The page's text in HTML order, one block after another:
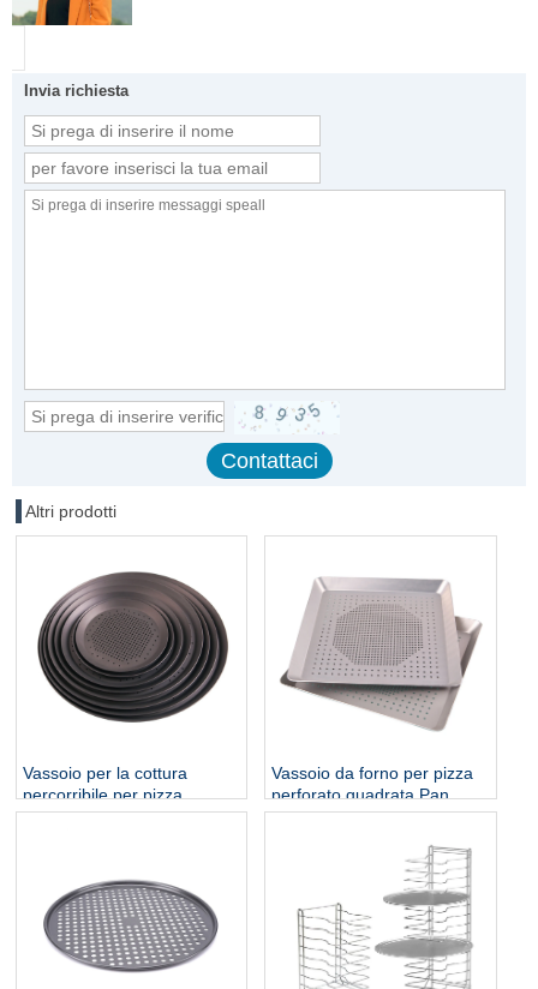
Invia richiesta
Altri prodotti
Vassoio per la cottura
percorribile per pizza
perforata antiaderente
Vassoio da forno per pizza
perforato quadrata Pan